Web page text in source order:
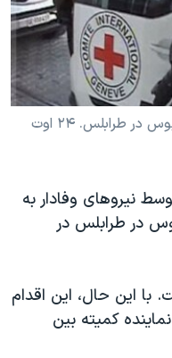
یکی از خبرنگاران آزاد شده از هتل رکسیوس در طرابلس. ۲۴ اوت
که توسط نیروهای وفادار به
ریکسوس در طرابلس در
با این حال، این اقدام
کمیته بین